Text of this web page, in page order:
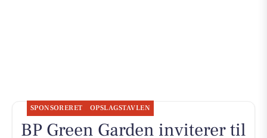
SPONSORERET OPSLAGSTAVLEN
BP Green Garden inviterer til